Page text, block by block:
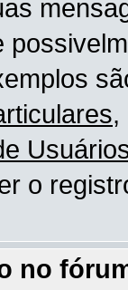
,
o
no